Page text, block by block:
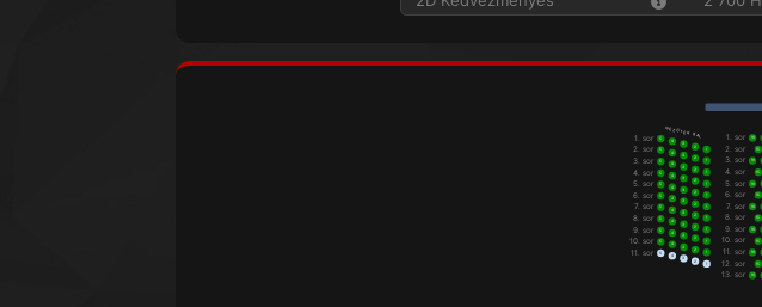
1. sor 16
1. sor 5
4
3
2
1 2. sor 15
2. sor 5
4
3
2
1 3. sor 16
3. sor 5
4
3
2
1 4. sor 15
4. sor 5
4
3
2
1 5. sor 16
5. sor 5
4
3
2
1 6. sor 15
6. sor 5
4
3
2
1 7. sor 16
7. sor 5
4
3
2
1 8. sor 15
8. sor 5
4
3
2
1 9. sor 16
9. sor 5
4
3
2
1 10. sor 15
10. sor 5
4
3
2
1 11. sor 16
11. sor 5
4
3
2
1 12. sor 15
13. sor 16
N É Z Ő T É R   B A L